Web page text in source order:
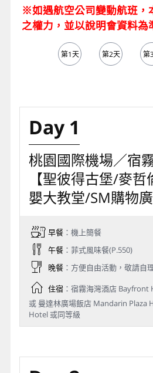
※如遇航空公司變動航班，
之權力，並以說明會資料為
第1天 第2天 第
Day 1
桃園國際機場／宿
【聖彼得古堡/麥
嬰大教堂/SM購物廣
早餐：機上簡餐
午餐：菲式風味餐(P.550)
晚餐：方便自由活動，敬請自
住宿：宿霧海灣酒店 Bayfront
或 曼達林廣場飯店 Mandarin Plaza
Hotel 或同等級